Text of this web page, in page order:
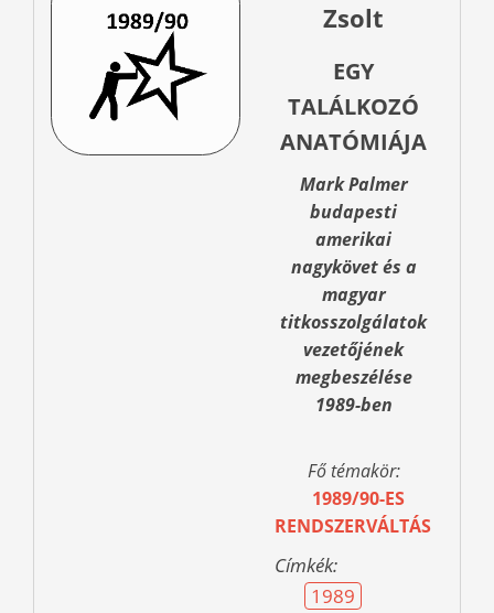
Zsolt
EGY
TALÁLKOZÓ
ANATÓMIÁJA
Mark Palmer
budapesti
amerikai
nagykövet és a
magyar
titkosszolgálatok
vezetőjének
megbeszélése
1989-ben
Fő témakör:
1989/90-ES
RENDSZERVÁLTÁS
Címkék:
1989